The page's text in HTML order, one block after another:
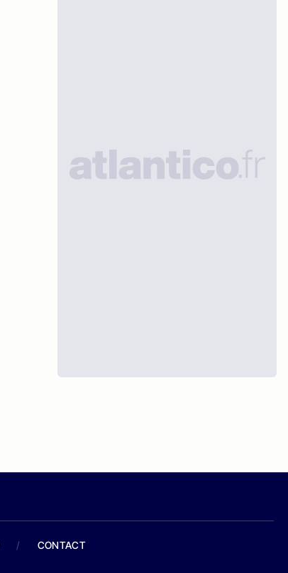
/ CONTACT